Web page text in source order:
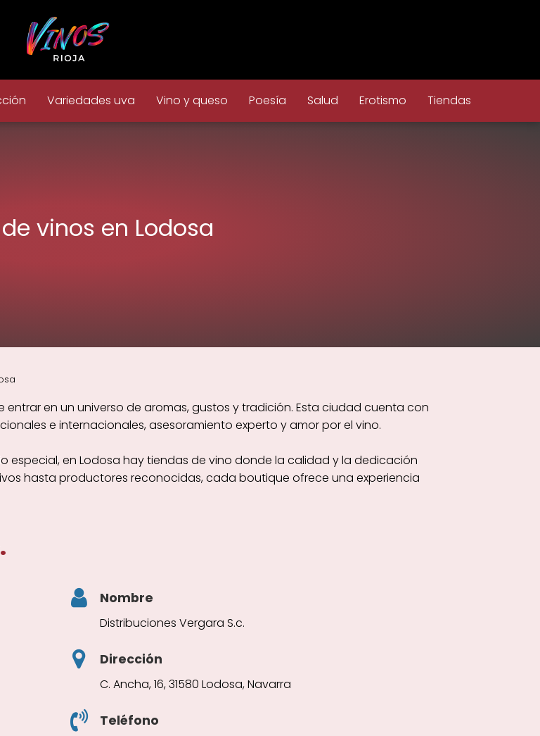
Variedades uva Vino y queso Poesía Salud Erotismo Tiendas
vinos en Lodosa
en un universo de aromas, gustos y tradición. Esta ciudad cuenta con
e internacionales, asesoramiento experto y amor por el vino.
especial, en Lodosa hay tiendas de vino donde la calidad y la dedicación
hasta productores reconocidas, cada boutique ofrece una experiencia
Nombre
Distribuciones Vergara S.c.
Dirección
C. Ancha, 16, 31580 Lodosa, Navarra
Teléfono